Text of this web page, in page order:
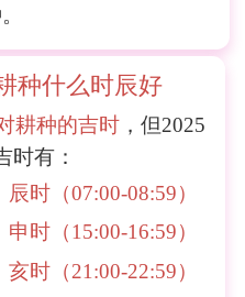
种什么时辰好
耕种的吉时，但2025
时有：
辰时（07:00-08:59）
申时（15:00-16:59）
亥时（21:00-22:59）